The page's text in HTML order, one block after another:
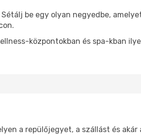
be egy olyan negyedbe,
központokban és spa-kban
a repülőjegyet, a szállást és akár